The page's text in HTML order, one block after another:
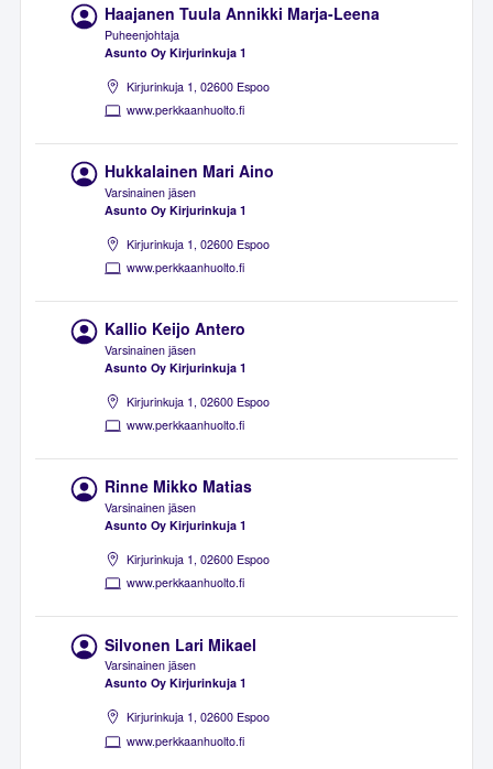
Haajanen Tuula Annikki Marja-Leena
Puheenjohtaja
Asunto Oy Kirjurinkuja 1
Kirjurinkuja 1, 02600 Espoo
www.perkkaanhuolto.fi
Hukkalainen Mari Aino
Varsinainen jäsen
Asunto Oy Kirjurinkuja 1
Kirjurinkuja 1, 02600 Espoo
www.perkkaanhuolto.fi
Kallio Keijo Antero
Varsinainen jäsen
Asunto Oy Kirjurinkuja 1
Kirjurinkuja 1, 02600 Espoo
www.perkkaanhuolto.fi
Rinne Mikko Matias
Varsinainen jäsen
Asunto Oy Kirjurinkuja 1
Kirjurinkuja 1, 02600 Espoo
www.perkkaanhuolto.fi
Silvonen Lari Mikael
Varsinainen jäsen
Asunto Oy Kirjurinkuja 1
Kirjurinkuja 1, 02600 Espoo
www.perkkaanhuolto.fi